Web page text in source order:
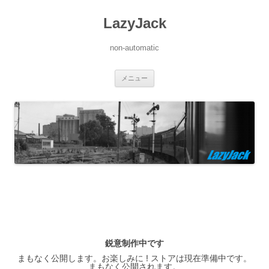
LazyJack
non-automatic
メニュー
ツ
へ
ス
キ
ッ
プ
鋭意制作中です
まもなく公開します。お楽しみに ! ストアは現在準備中です。
まもなく公開されます。